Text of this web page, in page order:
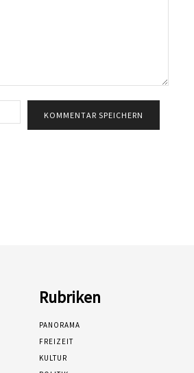
Mail:*
Rubriken
PANORAMA
FREIZEIT
KULTUR